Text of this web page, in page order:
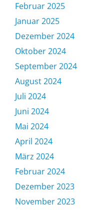
Februar 2025
Januar 2025
Dezember 2024
Oktober 2024
September 2024
August 2024
Juli 2024
Juni 2024
Mai 2024
April 2024
März 2024
Februar 2024
Dezember 2023
November 2023